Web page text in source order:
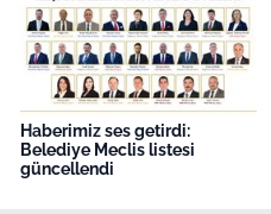
Haberimiz ses getirdi:
Belediye Meclis listesi
güncellendi